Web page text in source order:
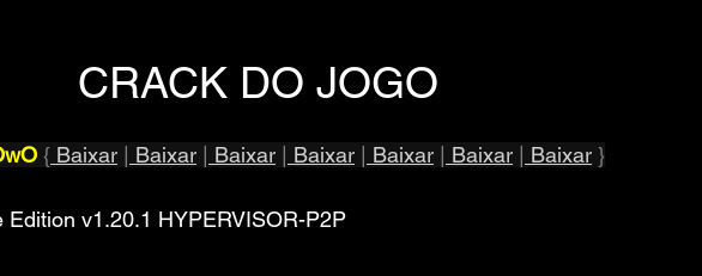
CRACK DO JOGO
{ Baixar Baixar Baixar Baixar Baixar Baixar Baixar }
Edition v1.20.1 HYPERVISOR-P2P